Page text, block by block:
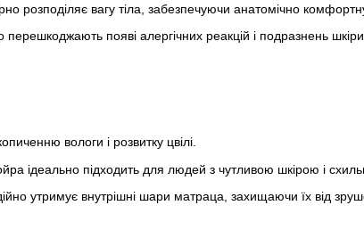
розподіляє вагу тіла, забезпечуючи анатомічно
появі алергічних реакцій і подразнень шкіри.
вологи і розвитку цвілі.
ідеально підходить для людей з чутливою шкірою і
утримує внутрішні шари матраца, захищаючи їх від